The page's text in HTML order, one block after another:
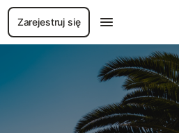
Zarejestruj się